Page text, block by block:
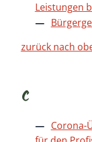
Leistungen
zurück nach
C
Corona-